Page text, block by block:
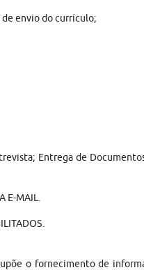
envio do currículo;
Entrega de
E-MAIL.
o fornecimento de